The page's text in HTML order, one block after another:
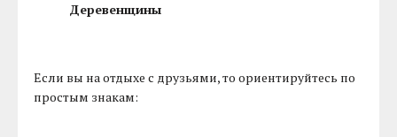
Деревенщины
Если вы на отдыхе с друзьями, то ориентируйтесь по
простым знакам: